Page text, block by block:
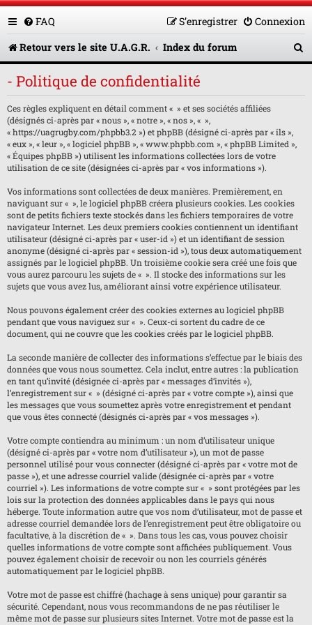
FAQ Connexion
S’enregistrer
Retour vers le site U.A.G.R.
Index du forum
e
- Politique de confidentialité
Ces règles expliquent en détail comment « » et ses sociétés affiliées
(désignés ci-après par « nous », « notre », « nos », « »,
« https://uagrugby.com/phpbb3.2 ») et phpBB (désigné ci-après par « ils »,
« eux », « leur », « logiciel phpBB », « www.phpbb.com », « phpBB Limited »,
« Équipes phpBB ») utilisent les informations collectées lors de votre
utilisation de ce site (désignées ci-après par « vos informations »).
Vos informations sont collectées de deux manières. Premièrement, en
naviguant sur « », le logiciel phpBB créera plusieurs cookies. Les cookies
sont de petits fichiers texte stockés dans les fichiers temporaires de votre
navigateur Internet. Les deux premiers cookies contiennent un identifiant
utilisateur (désigné ci-après par « user-id ») et un identifiant de session
anonyme (désigné ci-après par « session-id »), tous deux automatiquement
assignés par le logiciel phpBB. Un troisième cookie sera créé une fois que
vous aurez parcouru les sujets de « ». Il stocke des informations sur les
sujets que vous avez lus, améliorant ainsi votre expérience utilisateur.
Nous pouvons également créer des cookies externes au logiciel phpBB
pendant que vous naviguez sur « ». Ceux-ci sortent du cadre de ce
document, qui ne couvre que les cookies créés par le logiciel phpBB.
La seconde manière de collecter des informations s’effectue par le biais des
données que vous nous soumettez. Cela inclut, entre autres : la publication
en tant qu’invité (désignée ci-après par « messages d’invités »),
l’enregistrement sur « » (désigné ci-après par « votre compte »), ainsi que
les messages que vous soumettez après votre enregistrement et pendant
que vous êtes connecté (désignés ci-après par « vos messages »).
Votre compte contiendra au minimum : un nom d’utilisateur unique
(désigné ci-après par « votre nom d’utilisateur »), un mot de passe
personnel utilisé pour vous connecter (désigné ci-après par « votre mot de
passe »), et une adresse courriel valide (désignée ci-après par « votre
courriel »). Les informations de votre compte sur « » sont protégées par les
lois sur la protection des données applicables dans le pays qui nous
héberge. Toute information autre que vos nom d’utilisateur, mot de passe et
adresse courriel demandée lors de l’enregistrement peut être obligatoire ou
facultative, à la discrétion de « ». Dans tous les cas, vous pouvez choisir
quelles informations de votre compte sont affichées publiquement. Vous
pouvez également choisir de recevoir ou non les courriels générés
automatiquement par le logiciel phpBB.
Votre mot de passe est chiffré (hachage à sens unique) pour garantir sa
sécurité. Cependant, nous vous recommandons de ne pas réutiliser le
même mot de passe sur plusieurs sites Internet. Votre mot de passe est la